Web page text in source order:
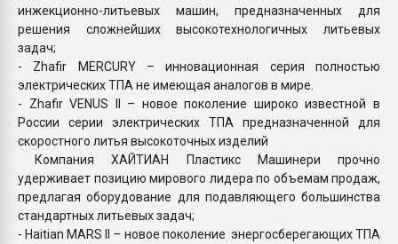
инжекционно-литьевых машин, предназначенных для
решения сложнейших высокотехнологичных литьевых
задач;
- Zhafir MERCURY – инновационная серия полностью
электрических ТПА не имеющая аналогов в мире.
- Zhafir VENUS II – новое поколение широко известной в
России серии электрических ТПА предназначенной для
скоростного литья высокоточных изделий
Компания ХАЙТИАН Пластикс Машинери прочно
удерживает позицию мирового лидера по объемам продаж,
предлагая оборудование для подавляющего большинства
стандартных литьевых задач;
- Haitian MARS II – новое поколение энергосберегающих ТПА